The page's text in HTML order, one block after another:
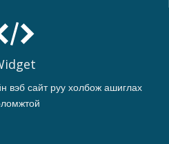
вэб сайт руу холбож ашиглах